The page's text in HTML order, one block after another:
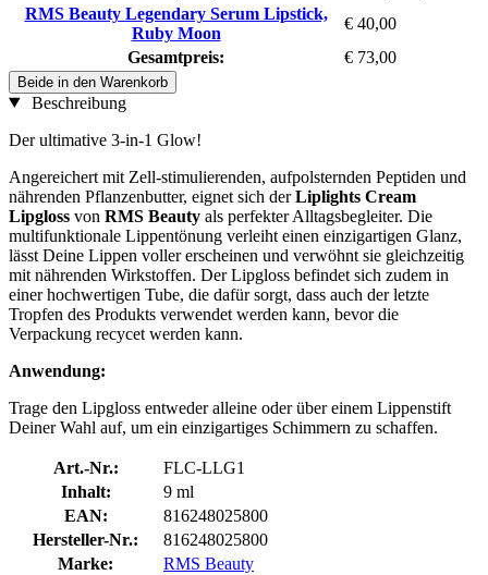
RMS Beauty Legendary Serum Lipstick,
Ruby Moon
€ 40,00
Gesamtpreis:
€ 73,00
Beide in den Warenkorb
Beschreibung
Der ultimative 3-in-1 Glow!
Angereichert mit Zell-stimulierenden, aufpolsternden Peptiden und
nährenden Pflanzenbutter, eignet sich derLiplights Cream
Lipgloss von RMS Beauty als perfekter Alltagsbegleiter. Die
multifunktionale Lippentönung verleiht einen einzigartigen Glanz,
lässt Deine Lippen voller erscheinen und verwöhnt sie gleichzeitig
mit nährenden Wirkstoffen. Der Lipgloss befindet sich zudem in
einer hochwertigen Tube, die dafür sorgt, dass auch der letzte
Tropfen des Produkts verwendet werden kann, bevor die
Verpackung recycet werden kann.
Anwendung:
Trage den Lipgloss entweder alleine oder über einem Lippenstift
Deiner Wahl auf, um ein einzigartiges Schimmern zu schaffen.
Art.-Nr.:
FLC-LLG1
Inhalt:
9 ml
EAN:
816248025800
Hersteller-Nr.:
816248025800
Marke:
RMS Beauty